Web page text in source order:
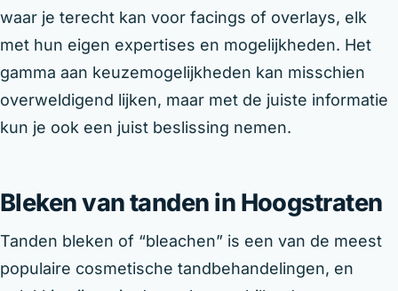
waar je terecht kan voor facings of overlays, elk
met hun eigen expertises en mogelijkheden. Het
gamma aan keuzemogelijkheden kan misschien
overweldigend lijken, maar met de juiste informatie
kun je ook een juist beslissing nemen.
Bleken van tanden in Hoogstraten
Tanden bleken of “bleachen” is een van de meest
populaire cosmetische tandbehandelingen, en